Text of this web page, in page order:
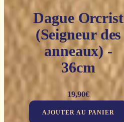
Dague Orcrist
(Seigneur des
anneaux) -
36cm
19,90€
AJOUTER AU PANIER